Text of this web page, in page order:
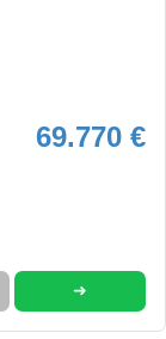
69.770 €
➜